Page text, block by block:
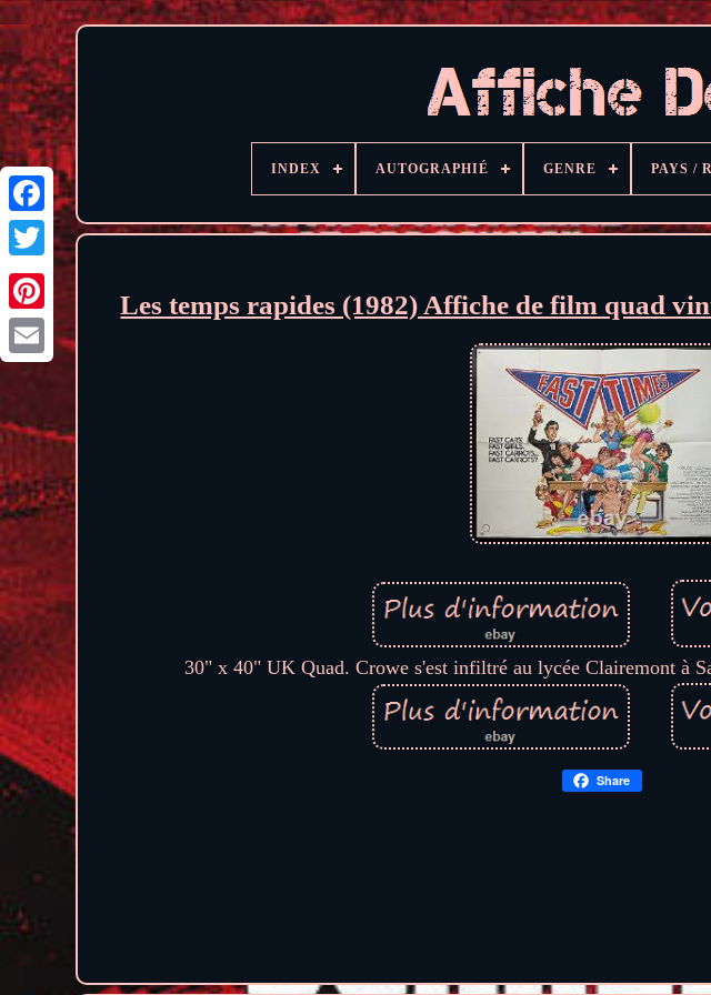
INDEX AUTOGRAPHIÉ GENRE PAYS /
Les temps rapides (1982) Affiche de film quad
30" x 40" UK Quad. Crowe s'est infiltré au lycée Clairemont à
Share